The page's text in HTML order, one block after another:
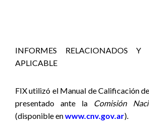
INFORMES RELACIONADOS Y
APLICABLE
FIX utilizó el Manual de Calificación
presentado ante la
Comisión
(disponibleenwww.cnv.gov.ar).